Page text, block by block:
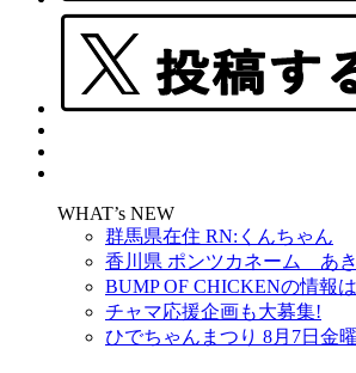
WHAT’s NEW
群馬県在住 RN:くんちゃん
香川県 ポンツカネーム あ
BUMP OF CHICKENの情報
チャマ応援企画も大募集!
ひでちゃんまつり 8月7日金